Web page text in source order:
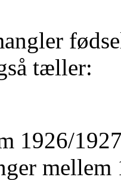
tæller:
1926/
mellem